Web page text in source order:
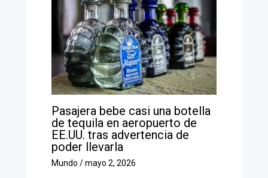
Pasajera bebe casi una botella
de tequila en aeropuerto de
EE.UU. tras advertencia de
poder llevarla
Mundo /mayo 2, 2026